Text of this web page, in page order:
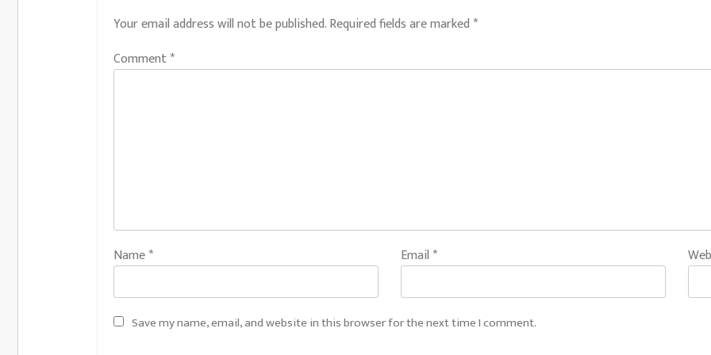
Your email address will not be published.Required fields are marked *
Comment*
Name* Email *
Save my name, email, and website in this browser for the next time I comment.